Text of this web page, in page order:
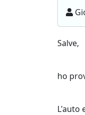
Salve,
ho
L'auto